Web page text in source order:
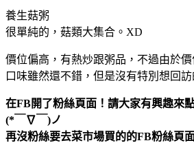
養生菇粥
很單純的，菇類大集合。XD
價位偏高，有熱炒跟粥品，不過由於價
口味雖然還不錯，但是沒有特別想回訪
在FB開了粉絲頁面！請大家有興趣來
(*￣∇￣)ノ
再沒粉絲要去菜市場買的的FB粉絲頁